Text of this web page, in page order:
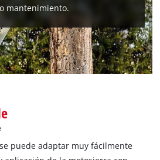
mantenimiento.
puede adaptar muy fácilmente